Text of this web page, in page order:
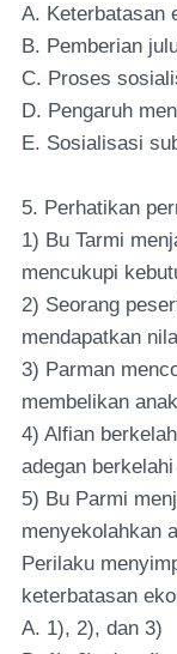
A. Keterbatasan
B. Pemberian
C. Proses
D. Pengaruh
E. Sosialisasi
5. Perhatikan
1) Bu Tarmi
mencukupi
2) Seorang
mendapatkan
3) Parman
membelikan
4) Alfian
adegan
5) Bu Parmi
menyekolahkan
Perilaku
keterbatasan
A. 1), 2), dan 3)